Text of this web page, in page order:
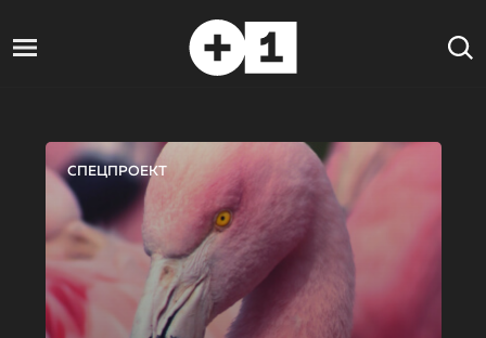
СПЕЦПРОЕКТ